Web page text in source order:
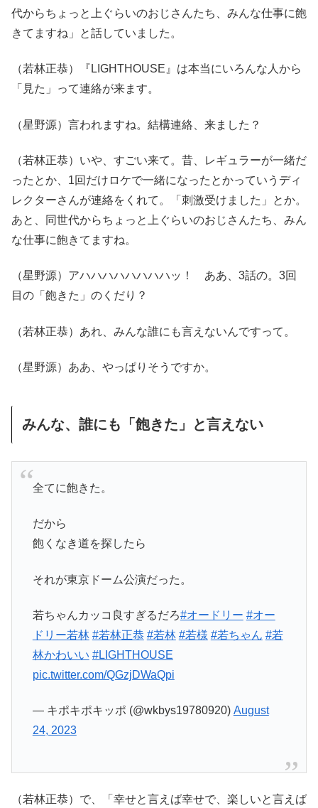
代からちょっと上ぐらいのおじさんたち、みんな仕事に飽
きてますね」と話していました。
（若林正恭）『LIGHTHOUSE』は本当にいろんな人から
「見た」って連絡が来ます。
（星野源）言われますね。結構連絡、来ました？
（若林正恭）いや、すごい来て。昔、レギュラーが一緒だ
ったとか、1回だけロケで一緒になったとかっていうディ
レクターさんが連絡をくれて。「刺激受けました」とか。
あと、同世代からちょっと上ぐらいのおじさんたち、みん
な仕事に飽きてますね。
（星野源）アハハハハハハハハッ！ ああ、3話の。3回
目の「飽きた」のくだり？
（若林正恭）あれ、みんな誰にも言えないんですって。
（星野源）ああ、やっぱりそうですか。
みんな、誰にも「飽きた」と言えない
全てに飽きた。
だから
飽くなき道を探したら
それが東京ドーム公演だった。
若ちゃんカッコ良すぎるだろ#オードリー #オー
ドリー若林 #若林正恭 #若林 #若様 #若ちゃん #若
林かわいい #LIGHTHOUSE
pic.twitter.com/QGzjDWaQpi
— キポキポキッポ (@wkbys19780920) August
24, 2023
（若林正恭）で、「幸せと言えば幸せで、楽しいと言えば